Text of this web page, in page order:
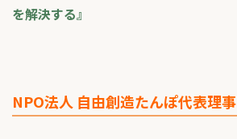
を解決する』
NPO法人 自由創造たんぽ代表理事